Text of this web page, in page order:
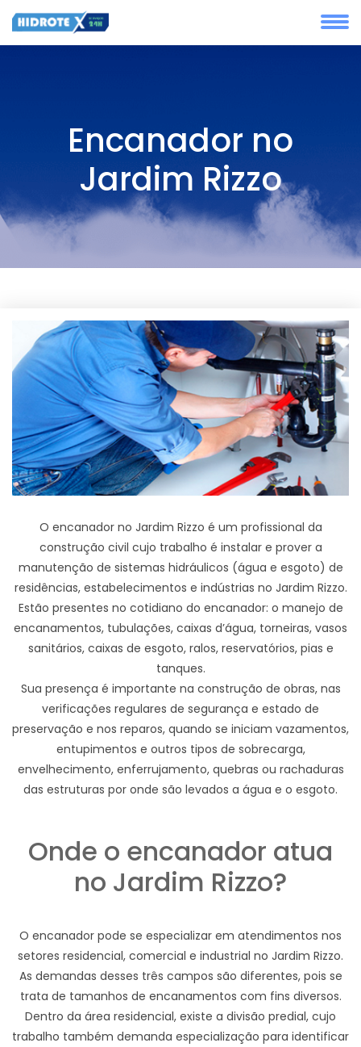
Encanador no
Jardim Rizzo
O encanador no Jardim Rizzo é um profissional da
construção civil cujo trabalho é instalar e prover a
manutenção de sistemas hidráulicos (água e esgoto) de
residências, estabelecimentos e indústrias no Jardim Rizzo.
Estão presentes no cotidiano do encanador: o manejo de
encanamentos, tubulações, caixas d’água, torneiras, vasos
sanitários, caixas de esgoto, ralos, reservatórios, pias e
tanques.
Sua presença é importante na construção de obras, nas
verificações regulares de segurança e estado de
preservação e nos reparos, quando se iniciam vazamentos,
entupimentos e outros tipos de sobrecarga,
envelhecimento, enferrujamento, quebras ou rachaduras
das estruturas por onde são levados a água e o esgoto.
Onde o encanador atua
no Jardim Rizzo?
O encanador pode se especializar em atendimentos nos
setores residencial, comercial e industrial no Jardim Rizzo.
As demandas desses três campos são diferentes, pois se
trata de tamanhos de encanamentos com fins diversos.
Dentro da área residencial, existe a divisão predial, cujo
trabalho também demanda especialização para identificar